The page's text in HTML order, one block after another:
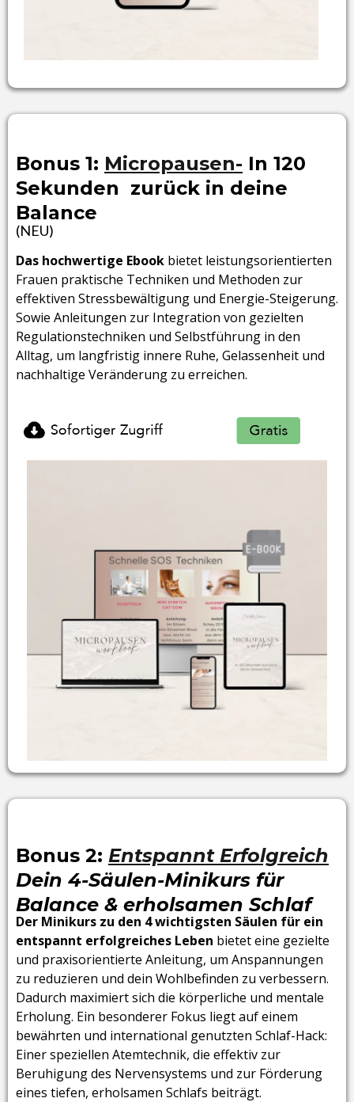
Bonus 1: Micropausen- In 120
Sekunden zurück in deine
Balance
(NEU)
Das hochwertige Ebook bietet leistungsorientierten
Frauen praktische Techniken und Methoden zur
effektiven Stressbewältigung und Energie-Steigerung.
Sowie Anleitungen zur Integration von gezielten
Regulationstechniken und Selbstführung in den
Alltag, um langfristig innere Ruhe, Gelassenheit und
nachhaltige Veränderung zu erreichen.
Bonus 2: Entspannt Erfolgreich
Dein 4-Säulen-Minikurs für
Balance & erholsamen Schlaf
Der Minikurs zu den 4 wichtigsten Säulen für ein
entspannt erfolgreiches Leben bietet eine gezielte
und praxisorientierte Anleitung, um Anspannungen
zu reduzieren und dein Wohlbefinden zu verbessern.
Dadurch maximiert sich die körperliche und mentale
Erholung. Ein besonderer Fokus liegt auf einem
bewährten und international genutzten Schlaf-Hack:
Einer speziellen Atemtechnik, die effektiv zur
Beruhigung des Nervensystems und zur Förderung
eines tiefen, erholsamen Schlafs beiträgt.